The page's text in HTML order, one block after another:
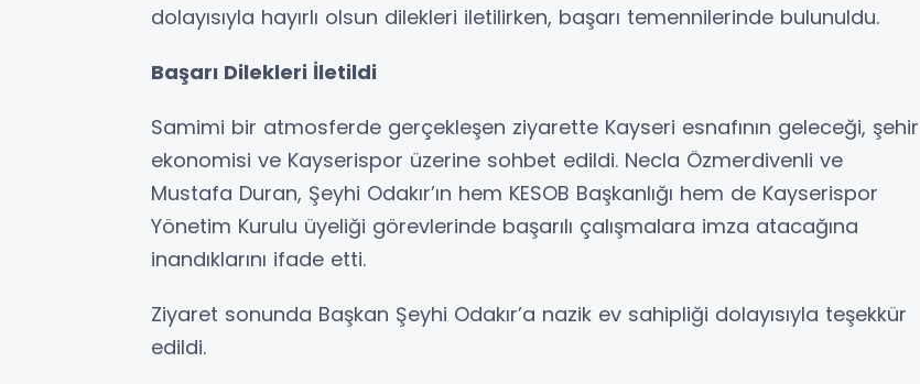
dolayısıyla hayırlı olsun dilekleri iletilirken, başarı temennilerinde bulunuldu.
Başarı Dilekleri İletildi
Samimi bir atmosferde gerçekleşen ziyarette Kayseri esnafının geleceği, şehir
ekonomisi ve Kayserispor üzerine sohbet edildi. Necla Özmerdivenli ve
Mustafa Duran, Şeyhi Odakır’ın hem KESOB Başkanlığı hem de Kayserispor
Yönetim Kurulu üyeliği görevlerinde başarılı çalışmalara imza atacağına
inandıklarını ifade etti.
Ziyaret sonunda Başkan Şeyhi Odakır’a nazik ev sahipliği dolayısıyla teşekkür
edildi.